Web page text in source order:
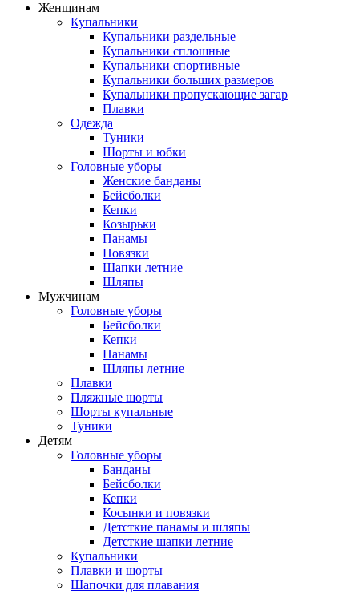
Женщинам
Купальники
Купальники раздельные
Купальники сплошные
Купальники спортивные
Купальники больших размеров
Купальники пропускающие загар
Плавки
Одежда
Туники
Шорты и юбки
Головные уборы
Женские банданы
Бейсболки
Кепки
Козырьки
Панамы
Повязки
Шапки летние
Шляпы
Мужчинам
Головные уборы
Бейсболки
Кепки
Панамы
Шляпы летние
Плавки
Пляжные шорты
Шорты купальные
Туники
Детям
Головные уборы
Банданы
Бейсболки
Кепки
Косынки и повязки
Детсткие панамы и шляпы
Детсткие шапки летние
Купальники
Плавки и шорты
Шапочки для плавания